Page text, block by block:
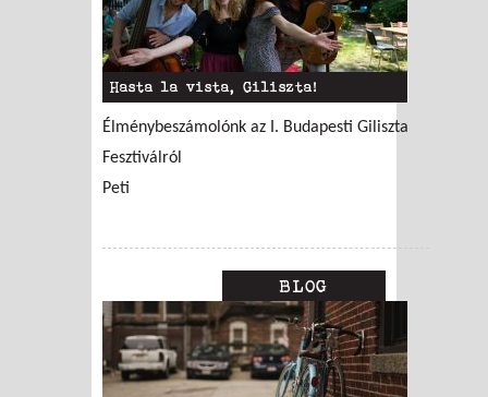
Hasta la vista, Giliszta!
Élménybeszámolónk az I. Budapesti Giliszta
Fesztiválról
Peti
BLOG